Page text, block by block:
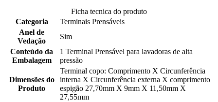
Ficha tecnica do produto
Categoria
Terminais Prensáveis
Anel de
Vedação
Sim
Conteúdo da
Embalagem
1 Terminal Prensável para lavadoras de alta
pressão
Dimensões do
Produto
Terminal copo: Comprimento X Circunferência
interna X Circunferência externa X comprimento
espigão 27,70mm X 9mm X 11,50mm X
27,55mm